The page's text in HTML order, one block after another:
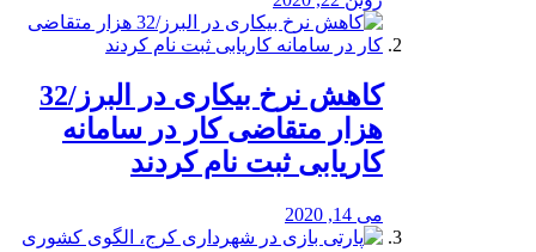
کاهش نرخ بیکاری در البرز/32
هزار متقاضی کار در سامانه
کاریابی ثبت نام کردند
می 14, 2020